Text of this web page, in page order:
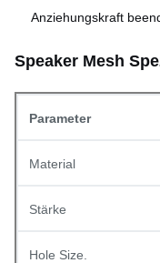
Anziehungskraft
Speaker Mesh
Parameter
Material
Stärke
Hole Size.